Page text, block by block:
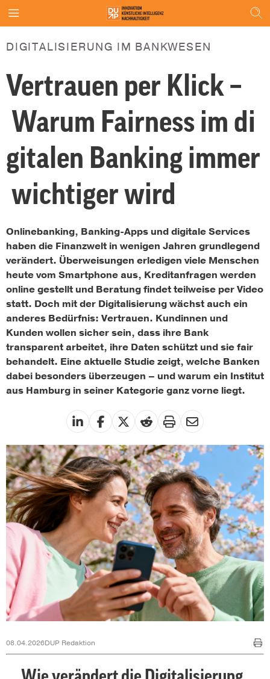
DIGITALISIERUNG IM BANKWESEN
Vertrauen per Klick –
Warum Fairness im di
gitalen Banking immer
wichtiger wird
Onlinebanking, Banking-Apps und digitale Services
haben die Finanzwelt in wenigen Jahren grundlegend
verändert. Überweisungen erledigen viele Menschen
heute vom Smartphone aus, Kreditanfragen werden
online gestellt und Beratung findet teilweise per Video
statt. Doch mit der Digitalisierung wächst auch ein
anderes Bedürfnis: Vertrauen. Kundinnen und
Kunden wollen sicher sein, dass ihre Bank
transparent arbeitet, ihre Daten schützt und sie fair
behandelt. Eine aktuelle Studie zeigt, welche Banken
dabei besonders überzeugen – und warum ein Institut
aus Hamburg in seiner Kategorie ganz vorne liegt.
08.04.2026DUP Redaktion